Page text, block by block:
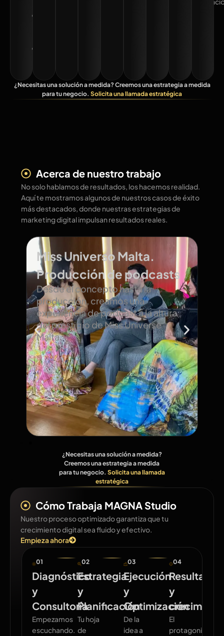
¿Necesitas una solución a medida? Creemos una estrategia a medida
para tu negocio. Solicita una llamada estratégica
Acerca de nuestro trabajo
No solo hablamos de resultados, los hacemos realidad.
Aquí te mostramos algunos de nuestros casos de éxito
más destacados, donde nuestras estrategias de
marketing digital impulsan resultados reales.
Miss Universo Malta.
Producción de podcasts
Desde el concepto hasta la
producción, creamos una
experiencia de podcast a la altura
del prestigio de Miss Universe
Malta.
¿Necesitas una solución a medida?
Creemos una estrategia a medida
para tu negocio. Solicita una llamada
estratégica
Cómo Trabaja MAGNA Studio
Nuestro proceso optimizado garantiza que tu
crecimiento digital sea fluido y efectivo.
Empieza ahora
01
Diagnóstico
y
Consultoría
Empezamos
escuchando.
02
Estrategia
y
Planificación
Tu hoja
de
03
Ejecución
y
Optimización
De la
idea a
04
Resultados
y
El
protagonismo